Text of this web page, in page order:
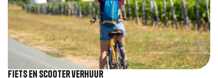
Fiets en scooter verhuur